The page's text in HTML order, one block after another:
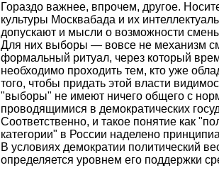
Гораздо важнее, впрочем, другое.
культуры Москвабада и их
допускают и мысли о возможности
Для них выборы — вовсе не механизм
формальный ритуал, через который
необходимо проходить тем, кто уже
того, чтобы придать этой власти
"выборы" не имеют ничего общего с
проводящимися в демократических
Соответственно, и такое понятие как
категории" в России наделено
В условиях демократии политический
определяется уровнем его поддержки